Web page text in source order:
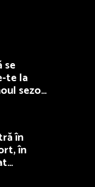
se
sezon
în
în